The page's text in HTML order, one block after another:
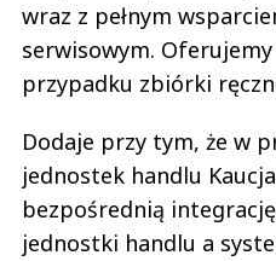
wraz z pełnym
serwisowym.
przypadku zbiórki
Dodaje przy tym, że w
jednostek handlu
bezpośrednią
jednostki handlu a